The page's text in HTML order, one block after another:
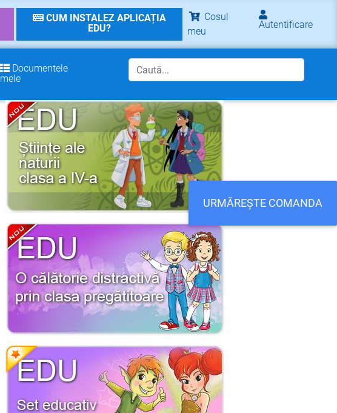
CUM INSTALEZ APLICAȚIA
EDU?
Cosul
meu
Autentificare
Documentele
mele
URMĂREȘTE COMANDA